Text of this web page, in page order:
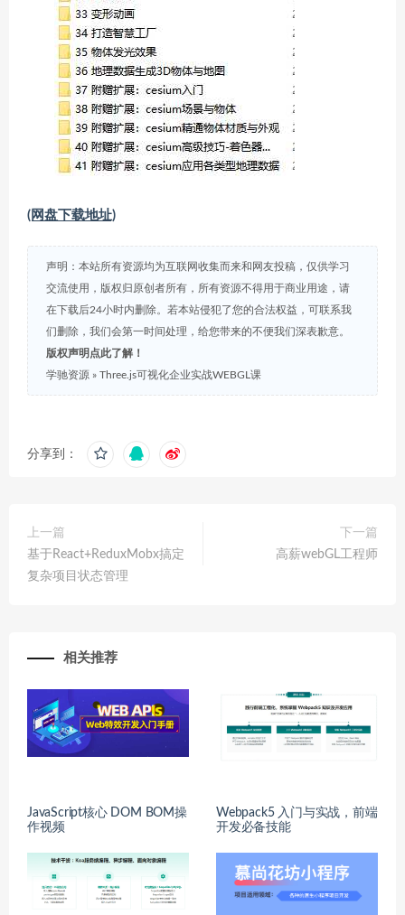
(网盘下载地址)
声明：本站所有资源均为互联网收集而来和网友投稿，仅供学习
交流使用，版权归原创者所有，所有资源不得用于商业用途，请
在下载后24小时内删除。若本站侵犯了您的合法权益，可联系我
们删除，我们会第一时间处理，给您带来的不便我们深表歉意。
版权声明点此了解！
学驰资源 » Three.js可视化企业实战WEBGL课
分享到：
上一篇
基于React+ReduxMobx搞定
复杂项目状态管理
下一篇
高薪webGL工程师
相关推荐
JavaScript核心 DOM BOM操
作视频
Webpack5 入门与实战，前端
开发必备技能